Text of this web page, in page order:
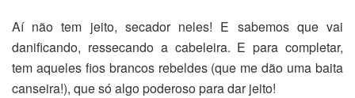
Aí não tem jeito, secador neles! E sabemos que vai
danificando, ressecando a cabeleira. E para completar,
tem aqueles fios brancos rebeldes (que me dão uma baita
canseira!), que só algo poderoso para dar jeito!